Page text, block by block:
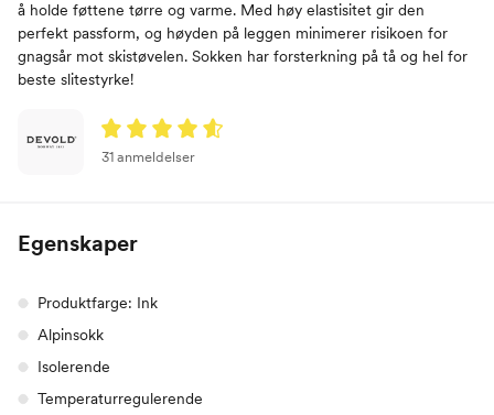
å holde føttene tørre og varme. Med høy elastisitet gir den
perfekt passform, og høyden på leggen minimerer risikoen for
gnagsår mot skistøvelen. Sokken har forsterkning på tå og hel for
beste slitestyrke!
31 anmeldelser
Egenskaper
Produktfarge: Ink
Alpinsokk
Isolerende
Temperaturregulerende